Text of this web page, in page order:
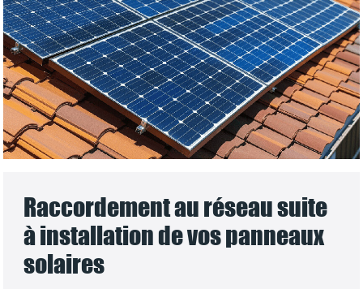
Raccordement au réseau suite
à installation de vos panneaux
solaires